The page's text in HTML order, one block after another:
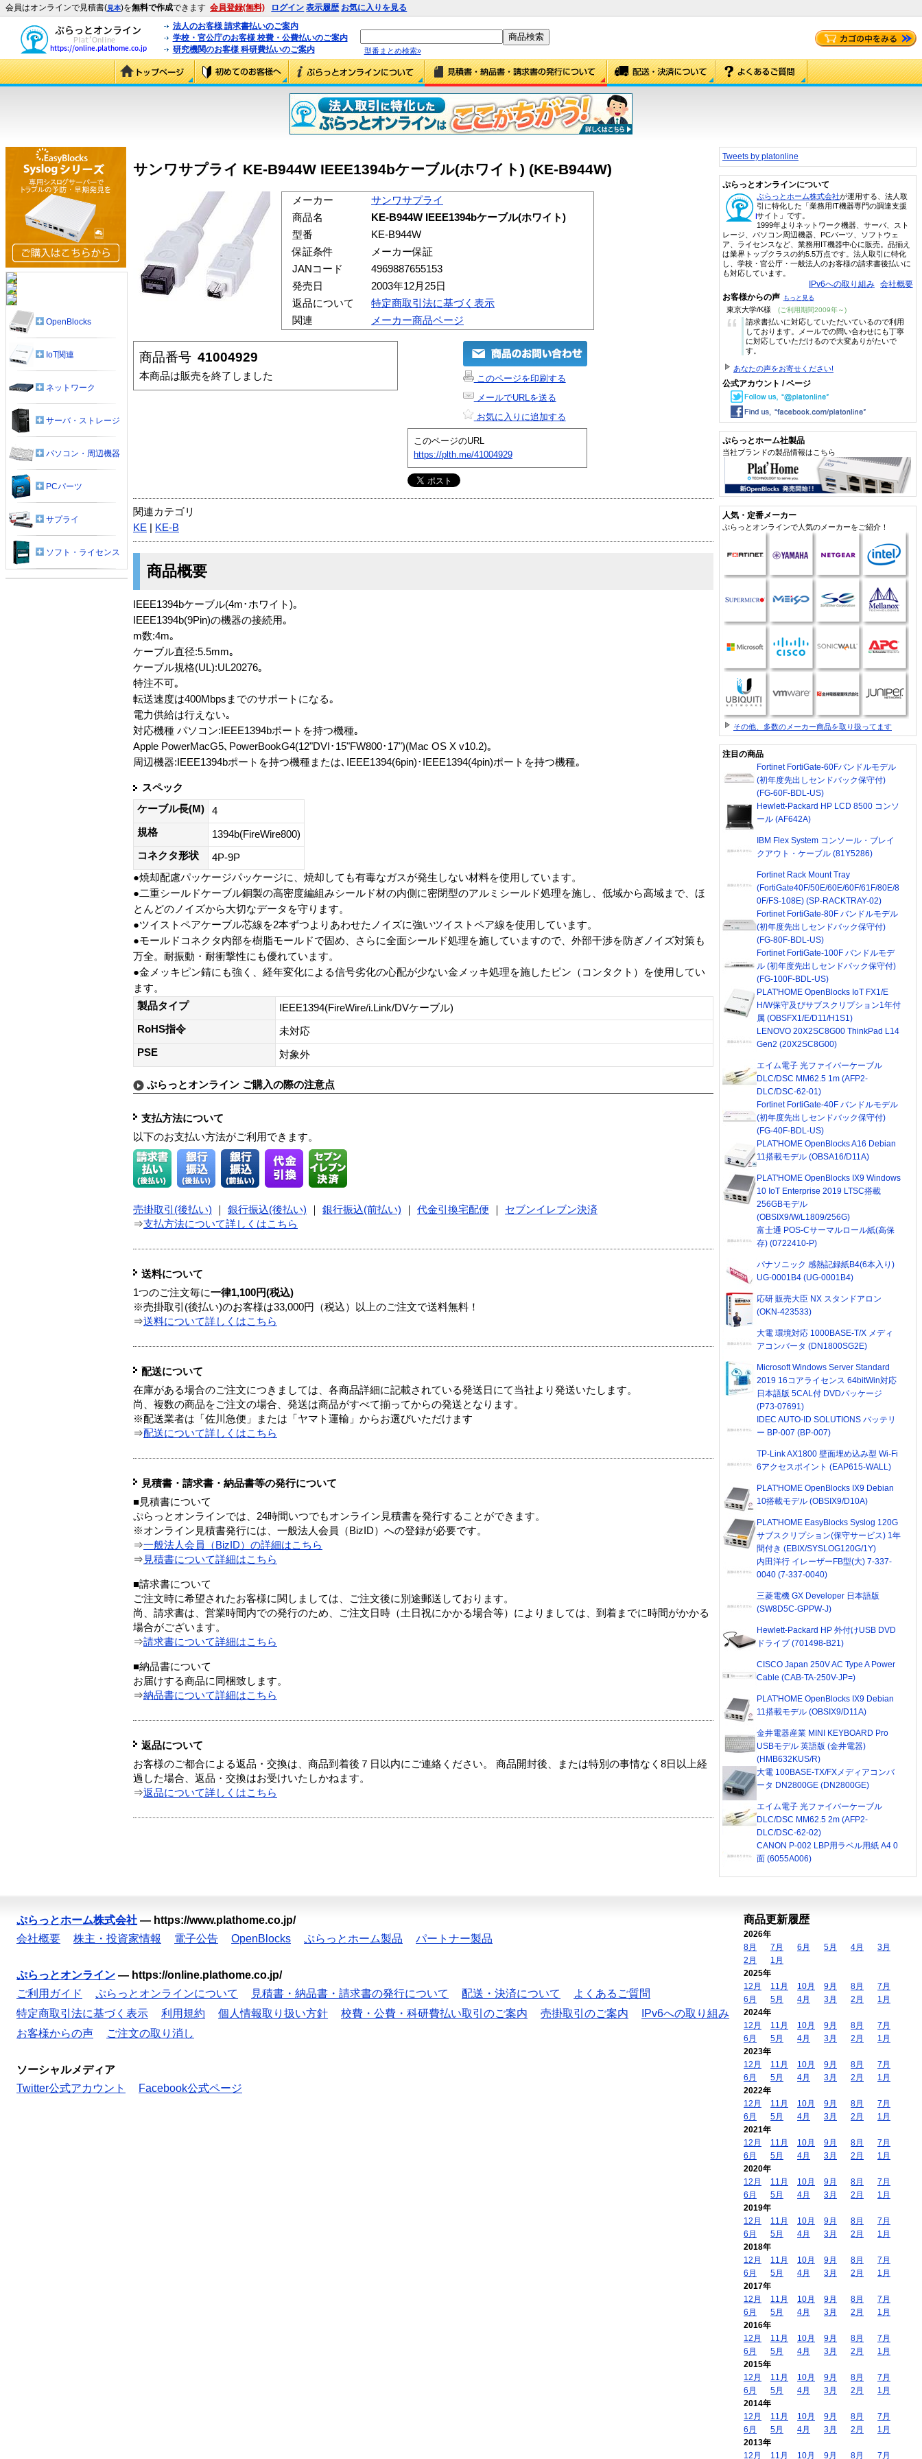
会員はオンラインで見積書(見本)を無料で作成できます 会員登録(無料) ログイン 表示履歴 お気に入りを見る
法人のお客様 請求書払いのご案内
学校・官公庁のお客様 校費・公費払いのご案内
研究機関のお客様 科研費払いのご案内
型番まとめ検索»
サンワサプライ KE-B944W IEEE1394bケーブル(ホワイト) (KE-B944W)
メーカー
サンワサプライ
商品名
KE-B944W IEEE1394bケーブル(ホワイト)
型番
KE-B944W
保証条件
メーカー保証
JANコード
4969887655153
発売日
2003年12月25日
返品について
特定商取引法に基づく表示
関連
メーカー商品ページ
商品番号 41004929
本商品は販売を終了しました
このページを印刷する
メールでURLを送る
お気に入りに追加する
このページのURL
https://plth.me/41004929
関連カテゴリ
KE
KE-B
商品概要
IEEE1394bケーブル(4m･ホワイト)｡
IEEE1394b(9Pin)の機器の接続用｡
m数:4m｡
ケーブル直径:5.5mm｡
ケーブル規格(UL):UL20276｡
特注不可｡
転送速度は400Mbpsまでのサポートになる｡
電力供給は行えない｡
対応機種 パソコン:IEEE1394bポートを持つ機種｡
Apple PowerMacG5､PowerBookG4(12"DVI･15"FW800･17")(Mac OS X v10.2)｡
周辺機器:IEEE1394bポートを持つ機種または､IEEE1394(6pin)･IEEE1394(4pin)ポートを持つ機種｡
スペック
ケーブル長(M)
4
規格
1394b(FireWire800)
コネクタ形状
4P-9P
●焼却配慮パッケージパッケージに、焼却しても有毒なガスが発生しない材料を使用しています。
●二重シールドケーブル銅製の高密度編組みシールド材の内側に密閉型のアルミシールド処理を施し、低域から高域まで、ほ
とんどのノイズから大切なデータを守ります。
●ツイストペアケーブル芯線を2本ずつよりあわせたノイズに強いツイストペア線を使用しています。
●モールドコネクタ内部を樹脂モールドで固め、さらに全面シールド処理を施していますので、外部干渉を防ぎノイズ対策も
万全。耐振動・耐衝撃性にも優れています。
●金メッキピン錆にも強く、経年変化による信号劣化の心配が少ない金メッキ処理を施したピン（コンタクト）を使用してい
ます。
製品タイプ
IEEE1394(FireWire/i.Link/DVケーブル)
RoHS指令
未対応
PSE
対象外
ぷらっとオンライン ご購入の際の注意点
支払方法について
以下のお支払い方法がご利用できます。
売掛取引(後払い) 銀行振込(後払い) 銀行振込(前払い) 代金引換宅配便
セブンイレブン決済
⇒支払方法について詳しくはこちら
送料について
1つのご注文毎に一律1,100円(税込)
※売掛取引(後払い)のお客様は33,000円（税込）以上のご注文で送料無料！
⇒送料について詳しくはこちら
配送について
在庫がある場合のご注文につきましては、各商品詳細に記載されている発送日にて当社より発送いたします。
尚、複数の商品をご注文の場合、発送は商品がすべて揃ってからの発送となります。
※配送業者は「佐川急便」または「ヤマト運輸」からお選びいただけます
⇒配送について詳しくはこちら
見積書・請求書・納品書等の発行について
■見積書について
ぷらっとオンラインでは、24時間いつでもオンライン見積書を発行することができます。
※オンライン見積書発行には、一般法人会員（BizID）への登録が必要です。
⇒一般法人会員（BizID）の詳細はこちら
⇒ 見積書について詳細はこちら
■請求書について
ご注文時に希望されたお客様に関しましては、ご注文後に別途郵送しております。
尚、請求書は、営業時間内での発行のため、ご注文日時（土日祝にかかる場合等）によりましては、到着までに時間がかかる
場合がございます。
⇒請求書について詳細はこちら
■納品書について
お届けする商品に同梱致します。
⇒納品書について詳細はこちら
返品について
お客様のご都合による返品・交換は、商品到着後７日以内にご連絡ください。 商品開封後、または特別の事情なく8日以上経
過した場合、返品・交換はお受けいたしかねます。
⇒返品について詳しくはこちら
OpenBlocks
IoT関連
ネットワーク
サーバ・ストレージ
パソコン・周辺機器
PCパーツ
サプライ
ソフト・ライセンス
Tweets by platonline
ぷらっとオンラインについて
ぷらっとホーム株式会社が運用する、法人取
引に特化した「業務用IT機器専門の調達支援
サイト」です。
1999年よりネットワーク機器、サーバ、スト
レージ、パソコン周辺機器、PCパーツ、ソフトウェ
ア、ライセンスなど、業務用IT機器中心に販売。品揃え
は業界トップクラスの約5.5万点です。法人取引に特化
し、学校・官公庁・一般法人のお客様の請求書後払いに
も対応しています。
IPv6への取り組み 会社概要
お客様からの声 もっと見る
東京大学/K様 (ご利用期間2009年～)
“
請求書払いに対応していただいているので利用
しております。メールでの問い合わせにも丁寧
に対応していただけるので大変ありがたいで
す。
あなたの声をお寄せください!
公式アカウント / ページ
ぷらっとホーム社製品
当社ブランドの製品情報はこちら
人気・定番メーカー
ぷらっとオンラインで人気のメーカーをご紹介！
その他、多数のメーカー商品を取り扱ってます
注目の商品
Fortinet FortiGate-60Fバンドルモデル
(初年度先出しセンドバック保守付)
(FG-60F-BDL-US)
Hewlett-Packard HP LCD 8500 コンソ
ール (AF642A)
IBM Flex System コンソール・ブレイ
クアウト・ケーブル (81Y5286)
Fortinet Rack Mount Tray
(FortiGate40F/50E/60E/60F/61F/80E/8
0F/FS-108E) (SP-RACKTRAY-02)
Fortinet FortiGate-80F バンドルモデル
(初年度先出しセンドバック保守付)
(FG-80F-BDL-US)
Fortinet FortiGate-100F バンドルモデ
ル (初年度先出しセンドバック保守付)
(FG-100F-BDL-US)
PLAT'HOME OpenBlocks IoT FX1/E
H/W保守及びサブスクリプション1年付
属 (OBSFX1/E/D11/H1S1)
LENOVO 20X2SC8G00 ThinkPad L14
Gen2 (20X2SC8G00)
エイム電子 光ファイバーケーブル
DLC/DSC MM62.5 1m (AFP2-
DLC/DSC-62-01)
Fortinet FortiGate-40F バンドルモデル
(初年度先出しセンドバック保守付)
(FG-40F-BDL-US)
PLAT'HOME OpenBlocks A16 Debian
11搭載モデル (OBSA16/D11A)
PLAT'HOME OpenBlocks IX9 Windows
10 IoT Enterprise 2019 LTSC搭載
256GBモデル
(OBSIX9/W/L1809/256G)
富士通 POS-Cサーマルロール紙(高保
存) (0722410-P)
パナソニック 感熱記録紙B4(6本入り)
UG-0001B4 (UG-0001B4)
応研 販売大臣 NX スタンドアロン
(OKN-423533)
大電 環境対応 1000BASE-T/X メディ
アコンバータ (DN1800SG2E)
Microsoft Windows Server Standard
2019 16コアライセンス 64bitWin対応
日本語版 5CAL付 DVDパッケージ
(P73-07691)
IDEC AUTO-ID SOLUTIONS バッテリ
ー BP-007 (BP-007)
TP-Link AX1800 壁面埋め込み型 Wi-Fi
6アクセスポイント (EAP615-WALL)
PLAT'HOME OpenBlocks IX9 Debian
10搭載モデル (OBSIX9/D10A)
PLAT'HOME EasyBlocks Syslog 120G
サブスクリプション(保守サービス) 1年
間付き (EBIX/SYSLOG120G/1Y)
内田洋行 イレーザーFB型(大) 7-337-
0040 (7-337-0040)
三菱電機 GX Developer 日本語版
(SW8D5C-GPPW-J)
Hewlett-Packard HP 外付けUSB DVD
ドライブ (701498-B21)
CISCO Japan 250V AC Type A Power
Cable (CAB-TA-250V-JP=)
PLAT'HOME OpenBlocks IX9 Debian
11搭載モデル (OBSIX9/D11A)
金井電器産業 MINI KEYBOARD Pro
USBモデル 英語版 (金井電器)
(HMB632KUS/R)
大電 100BASE-TX/FXメディアコンバ
ータ DN2800GE (DN2800GE)
エイム電子 光ファイバーケーブル
DLC/DSC MM62.5 2m (AFP2-
DLC/DSC-62-02)
CANON P-002 LBP用ラベル用紙 A4 0
面 (6055A006)
ぷらっとホーム株式会社 — https://www.plathome.co.jp/
会社概要
株主・投資家情報 電子公告 OpenBlocks ぷらっとホーム製品 パートナー製品
ぷらっとオンライン — https://online.plathome.co.jp/
ご利用ガイド
ぷらっとオンラインについて 見積書・納品書・請求書の発行について 配送・決済について
よくあるご質問
特定商取引法に基づく表示
利用規約 個人情報取り扱い方針 校費・公費・科研費払い取引のご案内 売掛取引のご案内
IPv6への取り組み
お客様からの声
ご注文の取り消し
ソーシャルメディア
Twitter公式アカウント
Facebook公式ページ
商品更新履歴
2026年
8月
7月 6月 5月 4月
3月
2月
1月
2025年
12月
11月 10月 9月 8月
7月
6月
5月 4月 3月 2月
1月
2024年
12月
11月 10月 9月 8月
7月
6月
5月 4月 3月 2月
1月
2023年
12月
11月 10月 9月 8月
7月
6月
5月 4月 3月 2月
1月
2022年
12月
11月 10月 9月 8月
7月
6月
5月 4月 3月 2月
1月
2021年
12月
11月 10月 9月 8月
7月
6月
5月 4月 3月 2月
1月
2020年
12月
11月 10月 9月 8月
7月
6月
5月 4月 3月 2月
1月
2019年
12月
11月 10月 9月 8月
7月
6月
5月 4月 3月 2月
1月
2018年
12月
11月 10月 9月 8月
7月
6月
5月 4月 3月 2月
1月
2017年
12月
11月 10月 9月 8月
7月
6月
5月 4月 3月 2月
1月
2016年
12月
11月 10月 9月 8月
7月
6月
5月 4月 3月 2月
1月
2015年
12月
11月 10月 9月 8月
7月
6月
5月 4月 3月 2月
1月
2014年
12月
11月 10月 9月 8月
7月
6月
5月 4月 3月 2月
1月
2013年
12月
11月 10月 9月 8月 7月